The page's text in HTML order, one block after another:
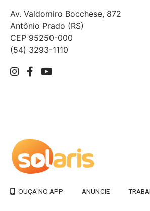
Av. Valdomiro Bocchese, 872
Antônio Prado (RS)
CEP 95250-000
(54) 3293-1110
OUÇA NO APP ANUNCIE